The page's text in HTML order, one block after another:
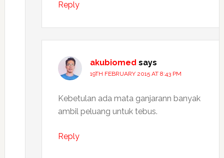
Reply
akubiomed says
19TH FEBRUARY 2015 AT 8:43 PM
Kebetulan ada mata ganjarann banyak
ambil peluang untuk tebus.
Reply